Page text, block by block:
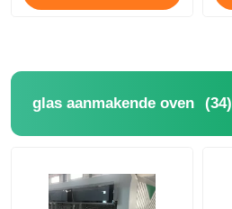
glas aanmakende oven (34)